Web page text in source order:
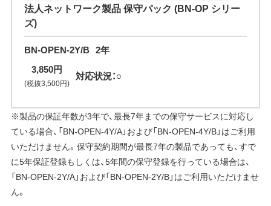
法人ネットワーク製品 保守パック (BN-OP シリー
ズ)
BN-OPEN-2Y/B 2年
3,850円
(税抜3,500円)
対応状況：○
※製品の保証年数が3年で、最長7年までの保守サービスに対応し
ている場合、「BN-OPEN-4Y/A」および「BN-OPEN-4Y/B」はご利用
いただけません。保守契約期間が最長7年の製品であっても、すで
に5年保証登録もしくは、5年間の保守登録を行っている場合は、
「BN-OPEN-2Y/A」および「BN-OPEN-2Y/B」はご利用いただけませ
ん。